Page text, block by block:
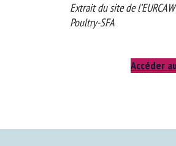
Extrait du site de l’EURCAW-
Poultry-SFA
Accéder
Les champs suivis de * sont obligatoires